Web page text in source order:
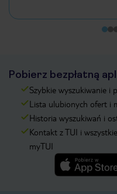
Pobierz bezpłatną
Szybkie wyszukiwanie i
Lista ulubionych ofert i
Historia wyszukiwań i
Kontakt z TUI i
myTUI